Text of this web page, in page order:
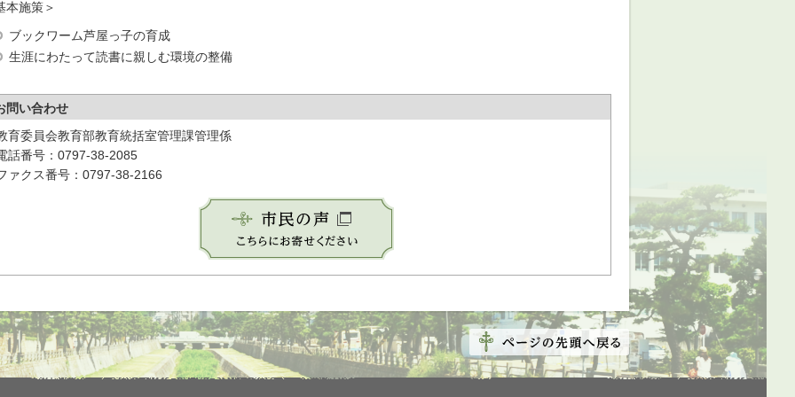
本施策＞
ブックワーム芦屋っ子の育成
生涯にわたって読書に親しむ環境の整備
問い合わせ
育委員会教育部教育統括室管理課管理係
話番号：0797-38-2085
ァクス番号：0797-38-2166